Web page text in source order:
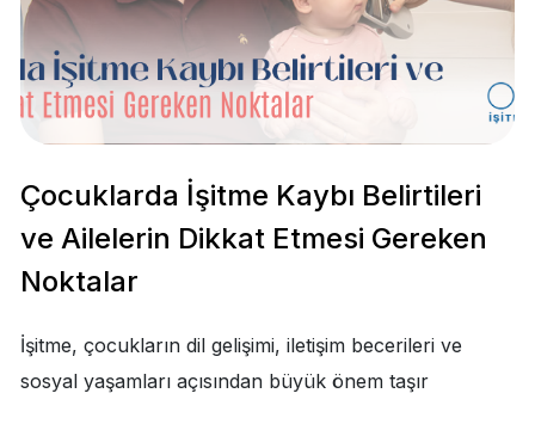
Çocuklarda İşitme Kaybı Belirtileri
ve Ailelerin Dikkat Etmesi Gereken
Noktalar
İşitme, çocukların dil gelişimi, iletişim becerileri ve
sosyal yaşamları açısından büyük önem taşır